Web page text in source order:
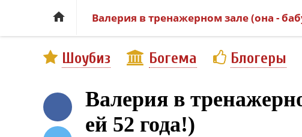
 Валерия в тренажерном зале (она -
Шоубиз Богема Блогеры
Валерия в
ей 52 года!)